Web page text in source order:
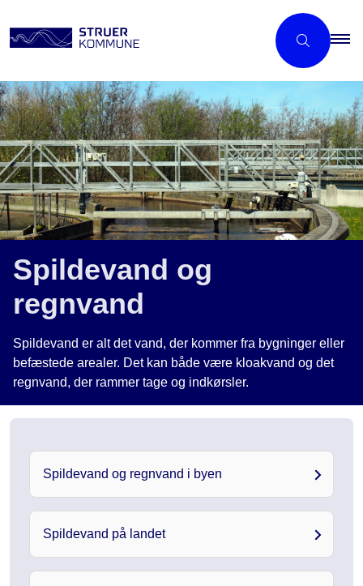
Spildevand og
regnvand
Spildevand er alt det vand, der kommer fra bygninger eller
befæstede arealer. Det kan både være kloakvand og det
regnvand, der rammer tage og indkørsler.
Spildevand og regnvand i byen
Spildevand på landet